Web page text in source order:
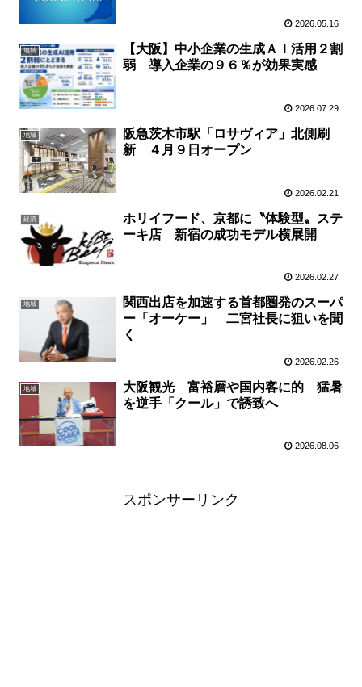
2026.05.16
地域
【大阪】中小企業の生成ＡＩ活用２割
弱 導入企業の９６％が効果実感
2026.07.29
地域
阪急茨木市駅「ロサヴィア」北側刷
新 ４月９日オープン
2026.02.21
経済
ホリイフード、京都に〝体験型〟ステ
ーキ店 新宿の成功モデル横展開
2026.02.27
地域
関西出店を加速する首都圏発のスーパ
ー「オーケー」 二宮社長に狙いを聞
く
2026.02.26
地域
大阪観光 富裕層や国内客に的 猛暑
を逆手「クール」で誘致へ
2026.08.06
スポンサーリンク